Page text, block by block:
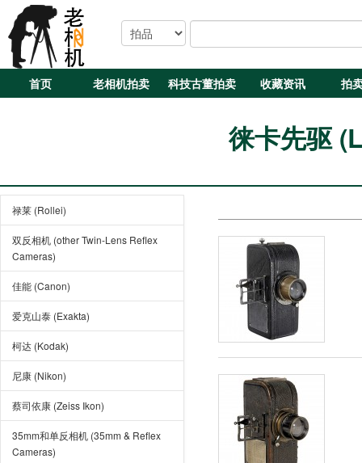
首页 老相机拍卖 科技古董拍卖 收藏资讯 拍
徕卡先驱
禄莱 (Rollei)
双反相机 (other Twin-Lens Reflex
Cameras)
佳能 (Canon)
爱克山泰 (Exakta)
柯达 (Kodak)
尼康 (Nikon)
蔡司依康 (Zeiss Ikon)
35mm和单反相机 (35mm & Reflex
Cameras)